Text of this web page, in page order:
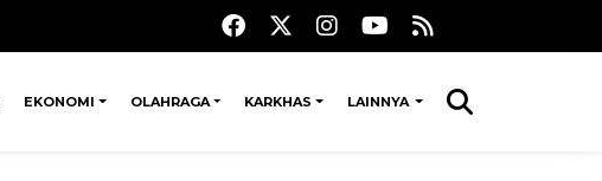
EKONOMI OLAHRAGA KARKHAS LAINNYA